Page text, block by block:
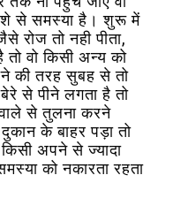
से समस्या है। शुरू में
रोज तो नही पीता,
वो किसी अन्य को
की तरह सुबह से तो
से पीने लगता है तो
से तुलना करने
के बाहर पड़ा तो
अपने से ज्यादा
को नकारता रहता